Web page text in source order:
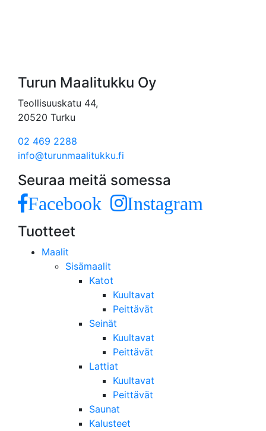
Turun Maalitukku Oy
Teollisuuskatu 44,
20520 Turku
02 469 2288
info@turunmaalitukku.fi
Seuraa meitä somessa
Facebook Instagram
Tuotteet
Maalit
Sisämaalit
Katot
Kuultavat
Peittävät
Seinät
Kuultavat
Peittävät
Lattiat
Kuultavat
Peittävät
Saunat
Kalusteet